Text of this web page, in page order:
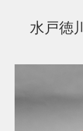
水戸徳